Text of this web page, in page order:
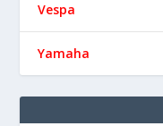
Vespa
Yamaha